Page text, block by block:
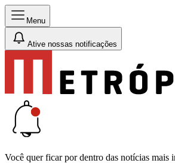
Menu
Ative nossas notificações
Você quer ficar por dentro das notícias mais